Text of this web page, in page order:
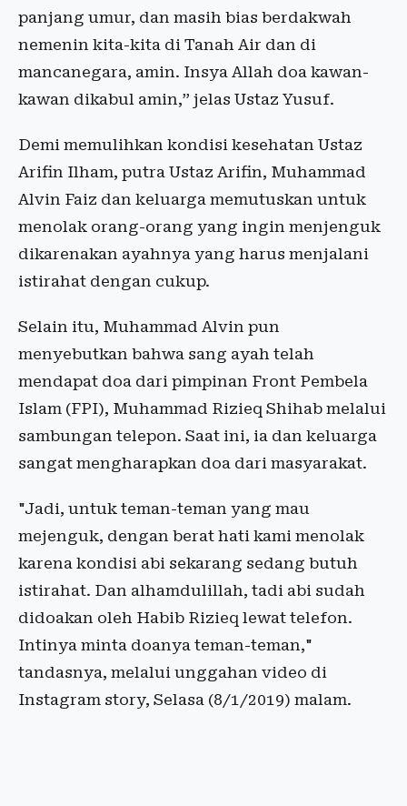
panjang umur, dan masih bias berdakwah
nemenin kita-kita di Tanah Air dan di
mancanegara, amin. Insya Allah doa kawan-
kawan dikabul amin,” jelas Ustaz Yusuf.
Demi memulihkan kondisi kesehatan Ustaz
Arifin Ilham, putra Ustaz Arifin, Muhammad
Alvin Faiz dan keluarga memutuskan untuk
menolak orang-orang yang ingin menjenguk
dikarenakan ayahnya yang harus menjalani
istirahat dengan cukup.
Selain itu, Muhammad Alvin pun
menyebutkan bahwa sang ayah telah
mendapat doa dari pimpinan Front Pembela
Islam (FPI), Muhammad Rizieq Shihab melalui
sambungan telepon. Saat ini, ia dan keluarga
sangat mengharapkan doa dari masyarakat.
"Jadi, untuk teman-teman yang mau
mejenguk, dengan berat hati kami menolak
karena kondisi abi sekarang sedang butuh
istirahat. Dan alhamdulillah, tadi abi sudah
didoakan oleh Habib Rizieq lewat telefon.
Intinya minta doanya teman-teman,"
tandasnya, melalui unggahan video di
Instagram story, Selasa (8/1/2019) malam.